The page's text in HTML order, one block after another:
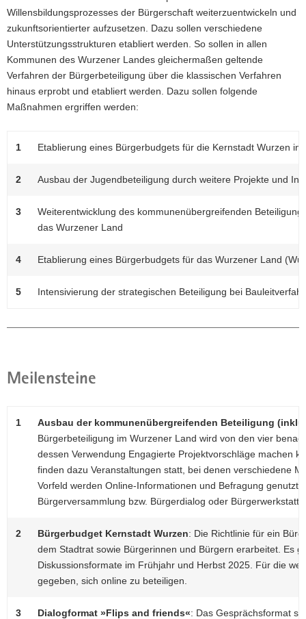
Willensbildungsprozesses der Bürgerschaft weiterzuentwickeln und
zukunftsorientierter aufzusetzen. Dazu sollen verschiedene
Unterstützungsstrukturen etabliert werden. So sollen in allen
Kommunen des Wurzener Landes gleichermaßen geltende
Verfahren der Bürgerbeteiligung über die klassischen Verfahren
hinaus erprobt und etabliert werden. Dazu sollen folgende
Maßnahmen ergriffen werden:
1 Etablierung eines Bürgerbudgets für die Kernstadt Wurzen
2 Ausbau der Jugendbeteiligung durch weitere Projekte und
3
Weiterentwicklung des kommunenübergreifenden
das Wurzener Land
4 Etablierung eines Bürgerbudgets für das Wurzener Land
5 Intensivierung der strategischen Beteiligung bei
Meilensteine
1
Ausbau der kommunenübergreifenden Beteiligung
Bürgerbeteiligung im Wurzener Land wird von den vier
dessen Verwendung Engagierte Projektvorschläge machen
finden dazu Veranstaltungen statt, bei denen verschiedene
Vorfeld werden Online-Informationen und Befragung genutzt.
Bürgerversammlung bzw. Bürgerdialog oder Bürgerwerkstatt
2 Bürgerbudget Kernstadt Wurzen: Die Richtlinie für ein
dem Stadtrat sowie Bürgerinnen und Bürgern erarbeitet. Es
Diskussionsformate im Frühjahr und Herbst 2025. Für die
gegeben, sich online zu beteiligen.
3 Dialogformat »Flips and friends«: Das Gesprächsformat